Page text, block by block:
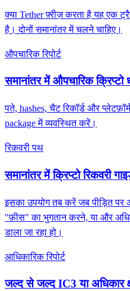
क्या Tether फ़्रीज़ करता है यह एक
है। दोनों समानांतर में चलने चाहिए।
औपचारिक रिपोर्ट
समानांतर में औपचारिक क्रिप्टो
पते, hashes, चैट रिकॉर्ड और
package में व्यवस्थित करें।
रिकवरी पथ
समानांतर में क्रिप्टो रिकवरी
इसका उपयोग तब करें जब पीड़ित
"फ़ीस" का भुगतान करने, या और
डाला जा रहा हो।
आधिकारिक रिपोर्ट
जल्द से जल्द IC3 या अधिकार